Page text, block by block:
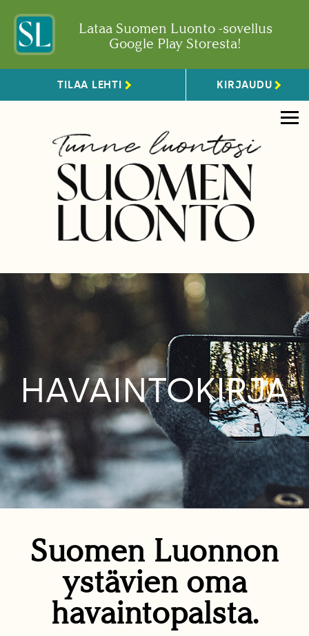
Lataa Suomen Luonto -sovellus
Google Play Storesta!
TILAA LEHTI KIRJAUDU
HAVAINTOKIRJA
Suomen Luonnon
ystävien oma
havaintopalsta.